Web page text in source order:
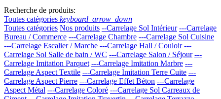
Recherche de produits:
Toutes catégories keyboard_arrow_down
Toutes catégories Nos produits --Carrelage Sol Intérieur ---Carrelage
Bureau / Commerce ---Carrelage Chambre ---Carrelage Sol Cuisine
---Carrelage Escalier / Marche ---Carrelage Hall / Couloir ---
Carrelage Sol Salle de bain / WC ---Carrelage Salon / Séjour ---
Carrelage Imitation Parquet ---Carrelage Imitation Marbre ---
Carrelage Aspect Textile ---Carrelage Imitation Terre Cuite ---
Carrelage Aspect Pierre ---Carrelage Effet Béton ---Carrelage
Aspect Métal ---Carrelage Coloré ---Carrelage Sol Carreaux de